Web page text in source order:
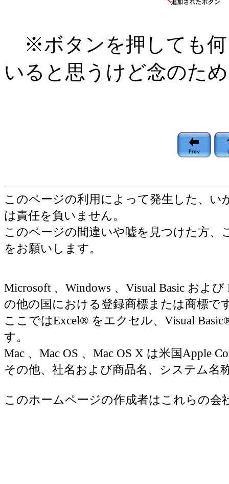
※ボタンを押しても何
いると思うけど念のた
このページの利用によって発生した、
は責任を負いません。
このページの間違いや嘘を見つけた方
をお願いします。
Microsoft 、Windows 、Visual Basic およ
の他の国における登録商標または商標で
ここではExcel® をエクセル、Visual
す。
Mac 、Mac OS 、Mac OS X は米国Apple
その他、社名および商品名、システム名
このホームページの作成者はこれらの